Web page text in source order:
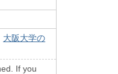
大阪大学の
If you